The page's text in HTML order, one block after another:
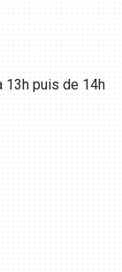
13h puis de 14h